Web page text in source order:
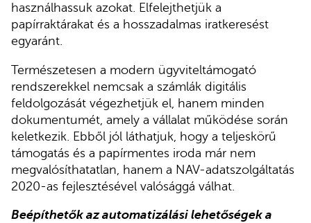
használhassuk azokat. Elfelejthetjük a
papírraktárakat és a hosszadalmas iratkeresést
egyaránt.
Természetesen a modern ügyviteltámogató
rendszerekkel nemcsak a számlák digitális
feldolgozását végezhetjük el, hanem minden
dokumentumét, amely a vállalat működése során
keletkezik. Ebből jól láthatjuk, hogy a teljeskörű
támogatás és a papírmentes iroda már nem
megvalósíthatatlan, hanem a NAV-adatszolgáltatás
2020-as fejlesztésével valósággá válhat.
Beépíthetők az automatizálási lehetőségek a